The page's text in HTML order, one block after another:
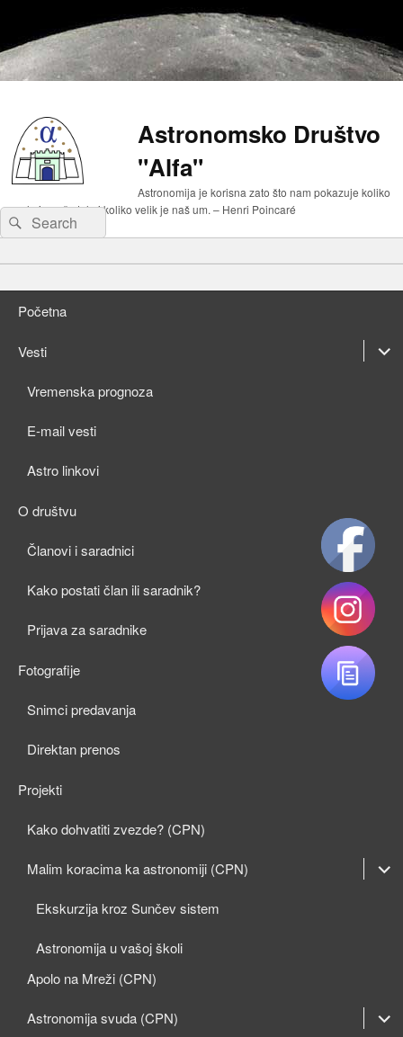
Astronomsko Društvo
"Alfa"
Astronomija je korisna zato što nam pokazuje koliko
malo je naše telo i koliko velik je naš um. – Henri Poincaré
Search
for:
Search
menuSkip
content
Skip
to
Početna
Vesti
Vremenska prognoza
E-mail vesti
Astro linkovi
O društvu
Članovi i saradnici
Kako postati član ili saradnik?
Prijava za saradnike
Fotografije
child
menu
Snimci predavanja
Direktan prenos
Projekti
Kako dohvatiti zvezde? (CPN)
Malim koracima ka astronomiji (CPN)
Ekskurzija kroz Sunčev sistem
Astronomija u vašoj školi
Apolo na Mreži (CPN)
Astronomija svuda (CPN)